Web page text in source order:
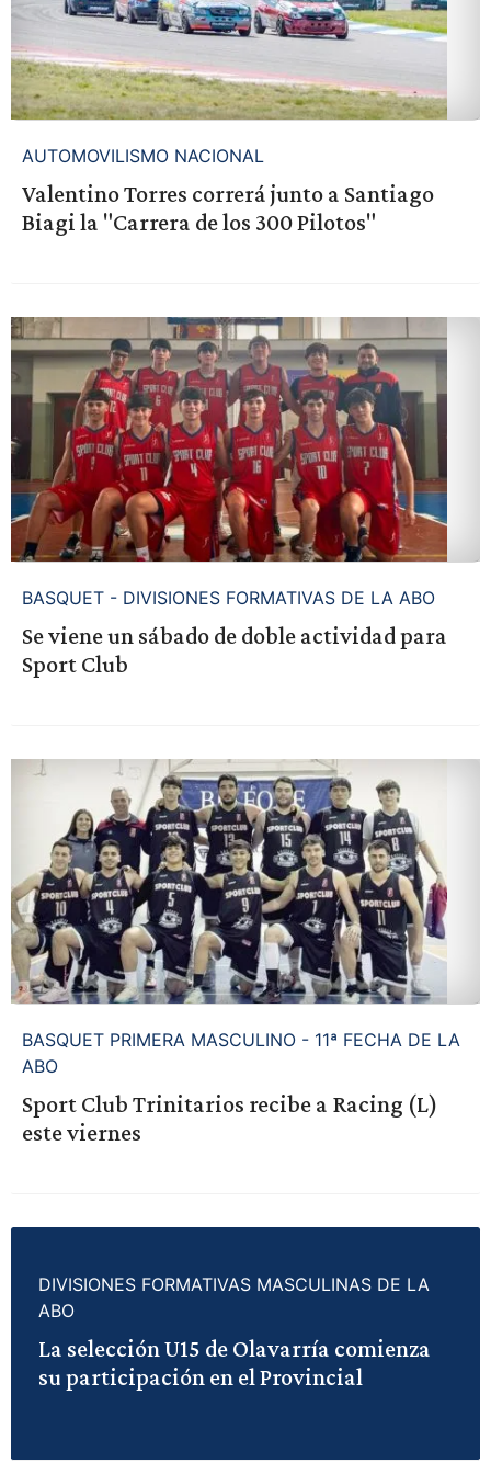
AUTOMOVILISMO NACIONAL
Valentino Torres correrá junto a Santiago
Biagi la "Carrera de los 300 Pilotos"
BASQUET - DIVISIONES FORMATIVAS DE LA ABO
Se viene un sábado de doble actividad para
Sport Club
BASQUET PRIMERA MASCULINO - 11ª FECHA DE LA
ABO
Sport Club Trinitarios recibe a Racing (L)
este viernes
DIVISIONES FORMATIVAS MASCULINAS DE LA
ABO
La selección U15 de Olavarría comienza
su participación en el Provincial